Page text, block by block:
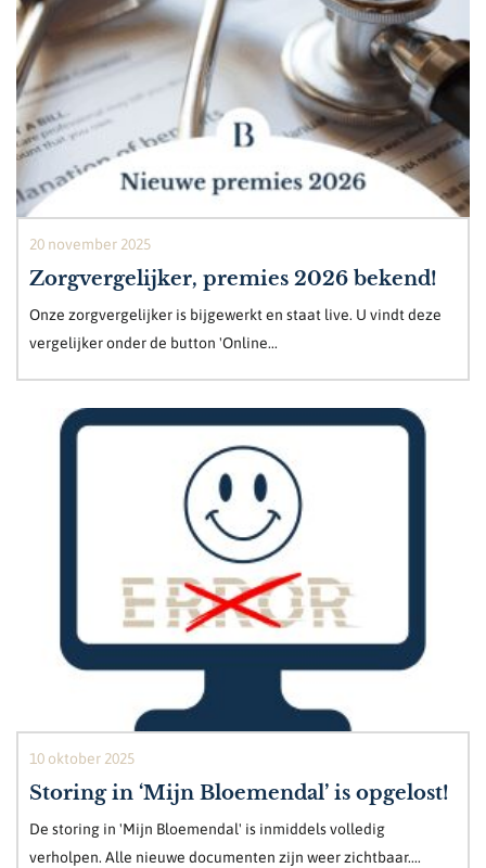
20 november 2025
Zorgvergelijker, premies 2026 bekend!
Onze zorgvergelijker is bijgewerkt en staat live. U vindt deze
vergelijker onder de button 'Online...
10 oktober 2025
Storing in ‘Mijn Bloemendal’ is opgelost!
De storing in 'Mijn Bloemendal' is inmiddels volledig
verholpen. Alle nieuwe documenten zijn weer zichtbaar....